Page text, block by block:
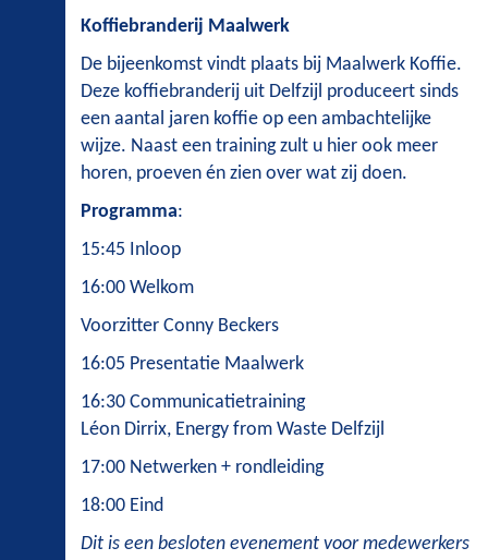
Koffiebranderij Maalwerk
De bijeenkomst vindt plaats bij Maalwerk Koffie.
Deze koffiebranderij uit Delfzijl produceert sinds
een aantal jaren koffie op een ambachtelijke
wijze. Naast een training zult u hier ook meer
horen, proeven én zien over wat zij doen.
Programma:
15:45 Inloop
16:00 Welkom
Voorzitter Conny Beckers
16:05 Presentatie Maalwerk
16:30 Communicatietraining
Léon Dirrix, Energy from Waste Delfzijl
17:00 Netwerken + rondleiding
18:00 Eind
Dit is een besloten evenement voor medewerkers